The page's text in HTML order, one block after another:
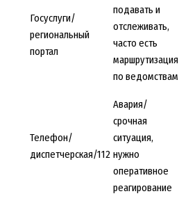
Госуслуги/
региональный
портал
подавать и
отслеживать,
часто есть
маршрутизация
по ведомствам
Телефон/
диспетчерская/112
Авария/
срочная
ситуация,
нужно
оперативное
реагирование